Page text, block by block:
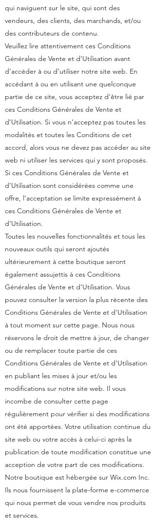
qui naviguent sur le site, qui sont des
vendeurs, des clients, des marchands, et/ou
des contributeurs de contenu.
Veuillez lire attentivement ces Conditions
Générales de Vente et d’Utilisation avant
d’accéder à ou d’utiliser notre site web. En
accédant à ou en utilisant une quelconque
partie de ce site, vous acceptez d’être lié par
ces Conditions Générales de Vente et
d’Utilisation. Si vous n’acceptez pas toutes les
modalités et toutes les Conditions de cet
accord, alors vous ne devez pas accéder au site
web ni utiliser les services qui y sont proposés.
Si ces Conditions Générales de Vente et
d’Utilisation sont considérées comme une
offre, l’acceptation se limite expressément à
ces Conditions Générales de Vente et
d’Utilisation.
Toutes les nouvelles fonctionnalités et tous les
nouveaux outils qui seront ajoutés
ultérieurement à cette boutique seront
également assujettis à ces Conditions
Générales de Vente et d’Utilisation. Vous
pouvez consulter la version la plus récente des
Conditions Générales de Vente et d’Utilisation
à tout moment sur cette page. Nous nous
réservons le droit de mettre à jour, de changer
ou de remplacer toute partie de ces
Conditions Générales de Vente et d’Utilisation
en publiant les mises à jour et/ou les
modifications sur notre site web. Il vous
incombe de consulter cette page
régulièrement pour vérifier si des modifications
ont été apportées. Votre utilisation continue du
site web ou votre accès à celui-ci après la
publication de toute modification constitue une
acception de votre part de ces modifications.
Notre boutique est hébergée sur Wix.com Inc.
Ils nous fournissent la plate-forme e-commerce
qui nous permet de vous vendre nos produits
et services.